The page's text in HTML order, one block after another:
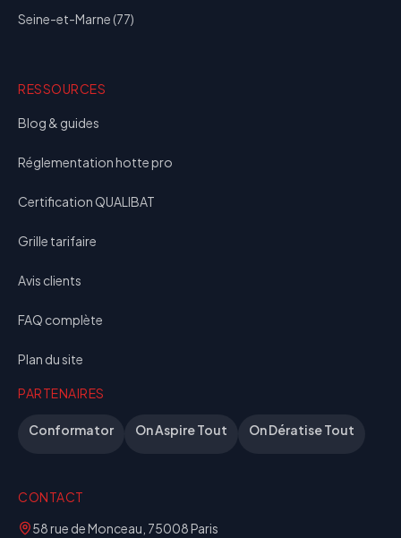
Seine-et-Marne (77)
RESSOURCES
Blog & guides
Réglementation hotte pro
Certification QUALIBAT
Grille tarifaire
Avis clients
FAQ complète
Plan du site
PARTENAIRES
Conformator On Aspire Tout On Dératise Tout
CONTACT
58 rue de Monceau, 75008 Paris